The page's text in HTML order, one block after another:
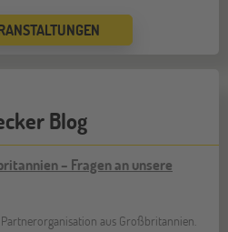
JuBi
Blog
– Fragen an unsere
aus Großbritannien.